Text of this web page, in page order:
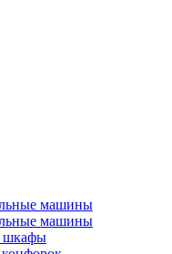
машины
машины
шкафы